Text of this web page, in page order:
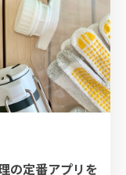
の定番アプリを